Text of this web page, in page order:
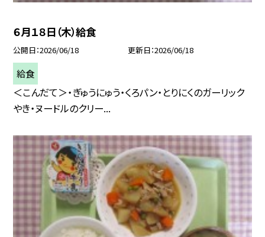
６月１８日（木）給食
公開日 2026/06/18 更新日 2026/06/18
給食
＜こんだて＞・ぎゅうにゅう・くろパン・とりにくのガーリック
やき・ヌードルのクリー...